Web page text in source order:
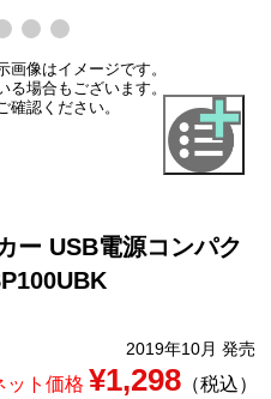
画像はイメージです。
る場合もございます。
確認ください。
ー USB電源コンパク
2019年10月 発売
ット価格 ¥1,298（税込）